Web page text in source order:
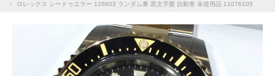
/
ロレックス シードゥエラー 126603 ランダム番 黒文字盤 自動巻 未使用品 11076105